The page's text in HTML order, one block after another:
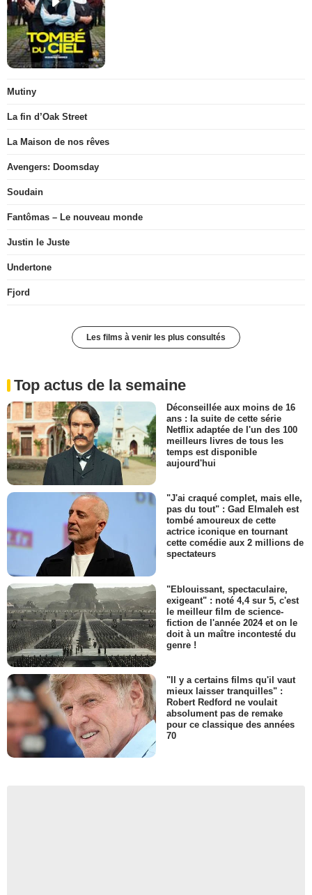
Mutiny
La fin d’Oak Street
La Maison de nos rêves
Avengers: Doomsday
Soudain
Fantômas – Le nouveau monde
Justin le Juste
Undertone
Fjord
Les films à venir les plus consultés
Top actus de la semaine
Déconseillée aux moins de 16
ans : la suite de cette série
Netflix adaptée de l'un des 100
meilleurs livres de tous les
temps est disponible
aujourd'hui
"J'ai craqué complet, mais elle,
pas du tout" : Gad Elmaleh est
tombé amoureux de cette
actrice iconique en tournant
cette comédie aux 2 millions de
spectateurs
"Eblouissant, spectaculaire,
exigeant" : noté 4,4 sur 5, c'est
le meilleur film de science-
fiction de l'année 2024 et on le
doit à un maître incontesté du
genre !
"Il y a certains films qu'il vaut
mieux laisser tranquilles" :
Robert Redford ne voulait
absolument pas de remake
pour ce classique des années
70